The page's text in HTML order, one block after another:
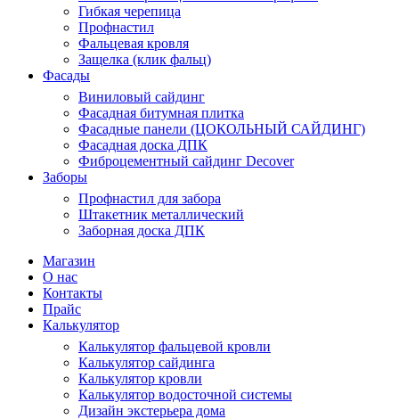
Гибкая черепица
Профнастил
Фальцевая кровля
Защелка (клик фальц)
Фасады
Виниловый сайдинг
Фасадная битумная плитка
Фасадные панели (ЦОКОЛЬНЫЙ САЙДИНГ)
Фасадная доска ДПК
Фиброцементный сайдинг Decover
Заборы
Профнастил для забора
Штакетник металлический
Заборная доска ДПК
Магазин
О нас
Контакты
Прайс
Калькулятор
Калькулятор фальцевой кровли
Калькулятор сайдинга
Калькулятор кровли
Калькулятор водосточной системы
Дизайн экстерьера дома